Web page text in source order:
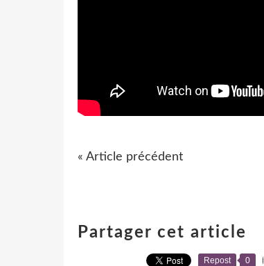
« Article précédent
Partager cet article
Repost 0